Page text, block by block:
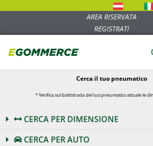
AREA RISERVATA
REGISTRATI
Cerca il tuo pneumatico
* Verifica sul battistrada del tuo pneumatico attuale le
CERCA PER DIMENSIONE
CERCA PER AUTO